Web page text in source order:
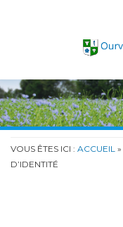
VOUS ÊTES ICI : ACCUEIL »
D’IDENTITÉ